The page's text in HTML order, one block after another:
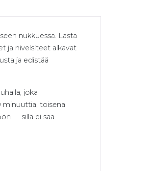
nukkuessa. Lasta
ja nivelsiteet alkavat
ja edistää
joka
minuuttia, toisena
— sillä ei saa